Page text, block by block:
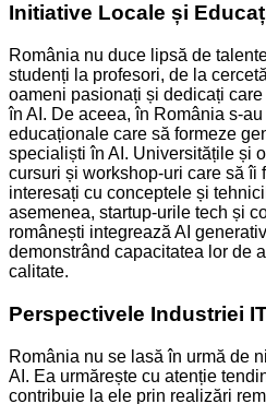
Initiative Locale și
România nu duce lipsă de
studenți la profesori, de la
oameni pasionați și dedicați
în AI. De aceea, în România s-
educaționale care să formeze
specialiști în AI. Universitățile și
cursuri și workshop-uri care să îi
interesați cu conceptele și
asemenea, startup-urile tech și
românești integrează AI
demonstrând capacitatea lor de
calitate.
Perspectivele Industriei
România nu se lasă în urmă de
AI. Ea urmărește cu atenție
contribuie la ele prin realizări